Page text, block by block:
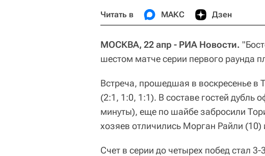
Читать в МАКС Дзен
МОСКВА, 22 апр - РИА Новости.
шестом матче серии первого раунда
Встреча, прошедшая в воскресенье в
(2:1, 1:0, 1:1). В составе гостей
минуты), еще по шайбе забросили
хозяев отличились Морган Райли
Счет в серии до четырех побед стал